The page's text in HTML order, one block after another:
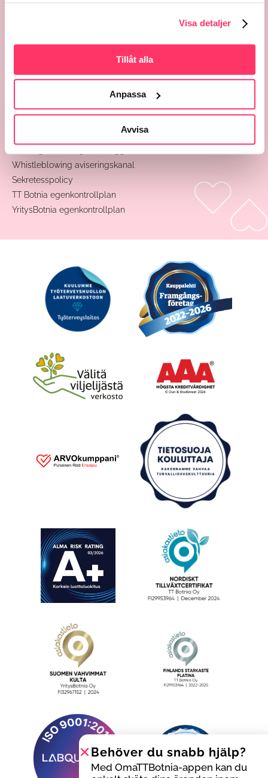
Visa detaljer
Tillåt alla
Anpassa
Avvisa
Begäran om patient journaler
Rättelseyrkande till registerinformation
Whistleblowing aviseringskanal
Sekretesspolicy
TT Botnia egenkontrollplan
YritysBotnia egenkontrollplan
Behöver du snabb hjälp?
Med OmaTTBotnia-appen kan du